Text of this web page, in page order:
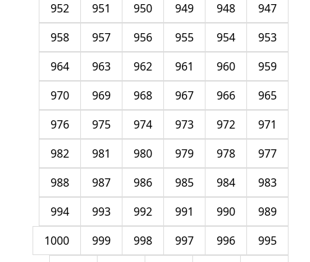
947
948
949
950
951
952
953
954
955
956
957
958
959
960
961
962
963
964
965
966
967
968
969
970
971
972
973
974
975
976
977
978
979
980
981
982
983
984
985
986
987
988
989
990
991
992
993
994
995
996
997
998
999
1000